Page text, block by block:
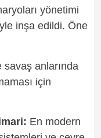
yönetimi
inşa edildi. Öne
savaş anlarında
için
En modern